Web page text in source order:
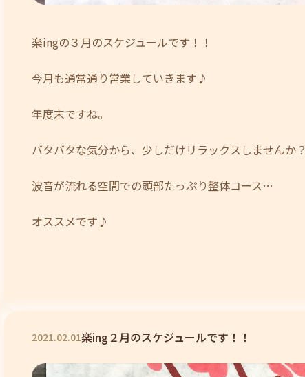
楽ingの３月のスケジュールです！！
今月も通常通り営業していきます♪
年度末ですね。
バタバタな気分から、少しだけリラックスしませんか？
波音が流れる空間での頭部たっぷり整体コース…
オススメです♪
2021.02.01楽ing２月のスケジュールです！！